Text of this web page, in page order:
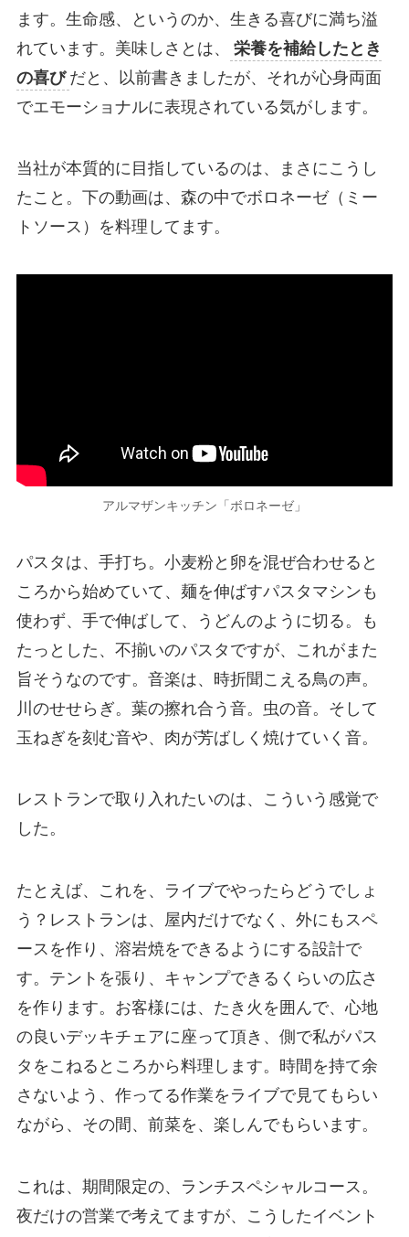
ます。生命感、というのか、生きる喜びに満ち溢
れています。美味しさとは、
栄養を補給したとき
の喜び だと、以前書きましたが、それが心身両面
でエモーショナルに表現されている気がします。
当社が本質的に目指しているのは、まさにこうし
たこと。下の動画は、森の中でボロネーゼ（ミー
トソース）を料理してます。
アルマザンキッチン「ボロネーゼ」
パスタは、手打ち。小麦粉と卵を混ぜ合わせると
ころから始めていて、麺を伸ばすパスタマシンも
使わず、手で伸ばして、うどんのように切る。も
たっとした、不揃いのパスタですが、これがまた
旨そうなのです。音楽は、時折聞こえる鳥の声。
川のせせらぎ。葉の擦れ合う音。虫の音。そして
玉ねぎを刻む音や、肉が芳ばしく焼けていく音。
レストランで取り入れたいのは、こういう感覚で
した。
たとえば、これを、ライブでやったらどうでしょ
う？レストランは、屋内だけでなく、外にもスペ
ースを作り、溶岩焼をできるようにする設計で
す。テントを張り、キャンプできるくらいの広さ
を作ります。お客様には、たき火を囲んで、心地
の良いデッキチェアに座って頂き、側で私がパス
タをこねるところから料理します。時間を持て余
さないよう、作ってる作業をライブで見てもらい
ながら、その間、前菜を、楽しんでもらいます。
これは、期間限定の、ランチスペシャルコース。
夜だけの営業で考えてますが、こうしたイベント